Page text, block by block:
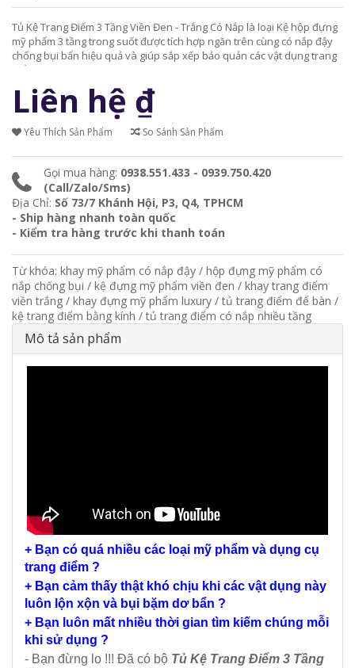
Tủ Kệ Trang Điểm 3 Tầng Viền Đen - Trắng Có Nắp là loại Kệ hộp đựng
mỹ phẩm 3 tầng trong suốt được tích hợp ngăn trên cùng có nắp đậy
chống bụi bẩn hiệu quả và giúp sắp xếp bảo quản các vật dụng trang
điểm luôn mới đẹp.
Liên hệ ₫
Yêu Thích Sản Phẩm So Sánh Sản Phẩm
Gọi mua hàng: 0938.551.433 - 0939.750.420
(Call/Zalo/Sms)
Địa Chỉ: Số 73/7 Khánh Hội, P3, Q4, TPHCM
- Ship hàng nhanh toàn quốc
- Kiểm tra hàng trước khi thanh toán
Từ khóa: khay mỹ phẩm có nắp đậy / hộp đựng mỹ phẩm có
nắp chống bụi / kệ đựng mỹ phẩm viền đen / khay trang điểm
viền trắng / khay đựng mỹ phẩm luxury /tủ trang điểm để bàn /
kệ trang điểm bằng kính /tủ trang điểm có nắp nhiều tầng
Mô tả sản phẩm
+ Bạn có quá nhiều các loại mỹ phẩm và dụng cụ
trang điểm ?
+ Bạn cảm thấy thật khó chịu khi các vật dụng này
luôn lộn xộn và bụi bặm dơ bẩn ?
+ Bạn luôn mất nhiều thời gian tìm kiếm chúng mỗi
khi sử dụng ?
- Bạn đừng lo !!! Đã có bộ Tủ Kệ Trang Điểm 3 Tầng